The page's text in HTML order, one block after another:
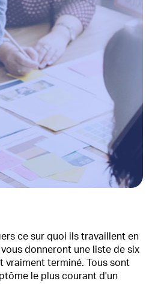
ce sur quoi ils travaillent en
donneront une liste de six
vraiment terminé. Tous sont
le plus courant d'un